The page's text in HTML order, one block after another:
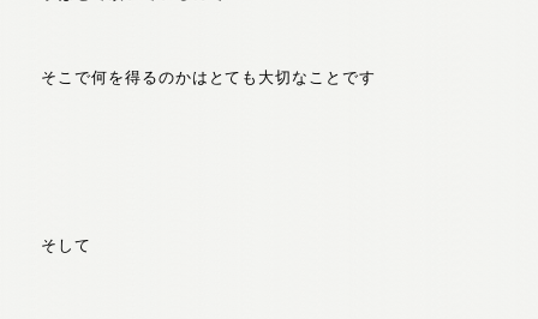
そこで何を得るのかはとても大切なことです
そして